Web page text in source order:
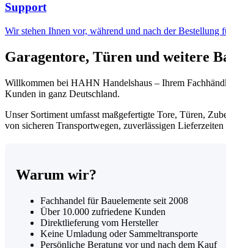
Support
Wir stehen Ihnen vor, während und nach der
Garagentore, Türen und weitere
Willkommen bei HAHN Handelshaus – Ihrem
Kunden in ganz Deutschland.
Unser Sortiment umfasst maßgefertigte Tore, Türen,
von sicheren Transportwegen, zuverlässigen
Warum wir?
Fachhandel für Bauelemente seit 2008
Über 10.000 zufriedene Kunden
Direktlieferung vom Hersteller
Keine Umladung oder Sammeltransporte
Persönliche Beratung vor und nach dem Kauf